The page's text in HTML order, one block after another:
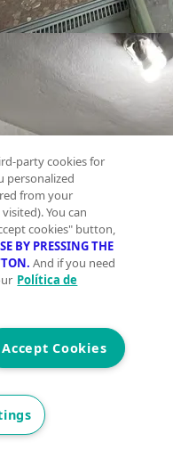
party cookies for
personalized
from your
You can
cookies" button,
BY PRESSING THE
And if you need
Política de
Accept Cookies